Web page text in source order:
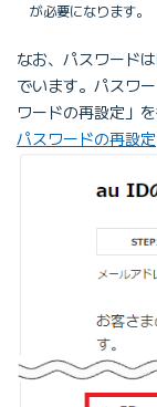
が必要になります。
なお、パスワード
でいます。パスワ
ワードの再設定」
パスワードの再設定